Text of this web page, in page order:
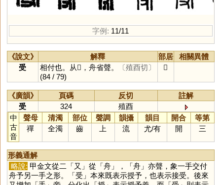
字例: 11/11
《說文》 解釋 部居
相關異體
受
相付也。从𠬪，舟省聲。
〔殖酉切〕
(84 / 79)
𠬪
《廣韻》 頁碼 反切
註解
受
324
殖酉
中
古
音
聲母 清濁 部位 聲調 韻攝 韻目 開合
等第
禪
全濁 齒 上 流 尤/有 開 三
形義通解
略說: 甲金文從二「又 」從「舟」，「舟」亦聲，象一手交付
舟予另一手之形。「受 」本來既表示授予，也表示接受。後來